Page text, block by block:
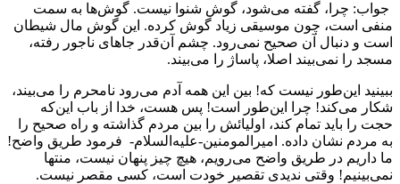
جواب: چرا، گفته می‌شود، گوش شنوا نیست. گوش‌ها به سمت
منفی است، چون موسیقی زیاد گوش کرده. این گوش مال شیطان
است و دنبال آن صحیح نمی‌رود. چشم آن‌قدر جاهای ناجور رفته،
مسجد را نمی‌بیند اصلا، پاساژ را می‌بیند.
ببینید این‌طور نیست که! بین این همه آدم می‌رود نامحرم را می‌بیند،
شکار می‌کند! چرا این‌طور است! پس هست، خدا از باب این‌که
حجت را باید تمام کند، اولیائش را بین مردم گذاشته و راه صحیح را
به مردم نشان داده. امیرالمومنین-علیه‌السلام- فرمود طریق واضح!
ما داریم در طریق واضح می‌رویم، هیچ چیز پنهان نیست، منتها
نمی‌بینیم! وقتی ندیدی تقصیر خودت است، کسی مقصر نیست.